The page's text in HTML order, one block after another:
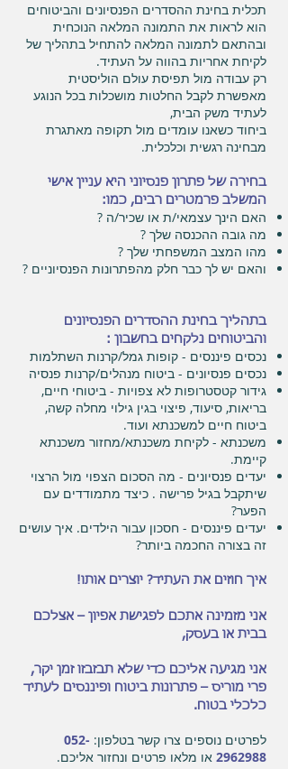
תכלית בחינת ההסדרים הפנסיונים והביטוחים
הוא לראות את התמונה המלאה הנוכחית
ובהתאם לתמונה המלאה להתחיל בתהליך של
לקיחת אחריות בהווה על העתיד.
רק עבודה מול תפיסת עולם הוליסטית
מאפשרת לקבל החלטות מושכלות בכל הנוגע
לעתיד משק הבית,
ביחוד כשאנו עומדים מול תקופה מאתגרת
מבחינה רגשית וכלכלית.
בחירה של פתרון פנסיוני היא עניין אישי
המשלב פרמטרים רבים, כמו:
האם הינך עצמאי/ת או שכיר/ה ?
מה גובה ההכנסה שלך ?
מהו המצב המשפחתי שלך ?
והאם יש לך כבר חלק מהפתרונות הפנסיוניים ?
בתהליך בחינת ההסדרים הפנסיונים
והביטוחים נלקחים בחשבון :
נכסים פיננסים - קופות גמל/קרנות השתלמות
נכסים פנסיונים - ביטוח מנהלים/קרנות פנסיה
גידור קטסטרופות לא צפויות - ביטוחי חיים,
בריאות, סיעוד, פיצוי בגין גילוי מחלה קשה,
ביטוח חיים למשכנתא ועוד.
משכנתא - לקיחת משכנתא/מחזור משכנתא
קיימת.
יעדים פנסיונים - מה הסכום הצפוי מול הרצוי
שיתקבל בגיל פרישה . כיצד מתמודדים עם
הפער?
יעדים פיננסים - חסכון עבור הילדים. איך עושים
זה בצורה החכמה ביותר?
איך חוזים את העתיד? יוצרים אותו!
אני מזמינה אתכם לפגישת אפיון – אצלכם
בבית או בעסק,
אני מגיעה אליכם כדי שלא תבזבזו זמן יקר,
פרי מוריס – פתרונות ביטוח ופיננסים לעתיד
כלכלי בטוח.
לפרטים נוספים צרו קשר בטלפון: 052-
2962988 או מלאו פרטים ונחזור אליכם.